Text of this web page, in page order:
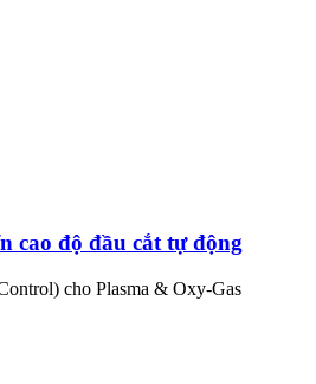
cao độ đầu cắt tự động
cho Plasma & Oxy-Gas